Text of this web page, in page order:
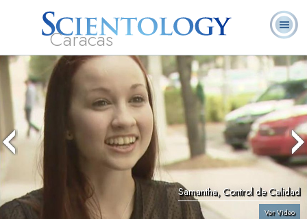
Caracas
L. Ronald
Hubbard
¿Qué es
Scientology?
Ministros
Voluntarios
Preguntas
Frecuentes
Libros
Samantha, Control de Calidad
Ver Video